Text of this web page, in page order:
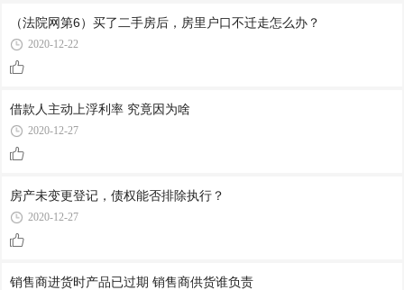
（法院网第6）买了二手房后，房里户口不迁走怎么办？
2020-12-22
借款人主动上浮利率 究竟因为啥
2020-12-27
房产未变更登记，债权能否排除执行？
2020-12-27
销售商进货时产品已过期 销售商供货谁负责